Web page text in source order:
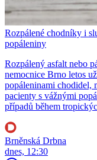
Rozpálené chodníky i
popáleniny
Rozpálený asfalt nebo
nemocnice Brno letos
popáleninami chodidel,
pacienty s vážnými
případů během
Brněnská Drbna
dnes, 12:30